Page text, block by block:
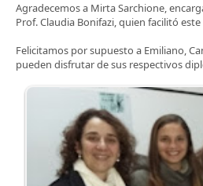
Agradecemos a Mirta Sarchione,
Prof. Claudia Bonifazi, quien facilitó
Felicitamos por supuesto a Emiliano,
pueden disfrutar de sus respectivos